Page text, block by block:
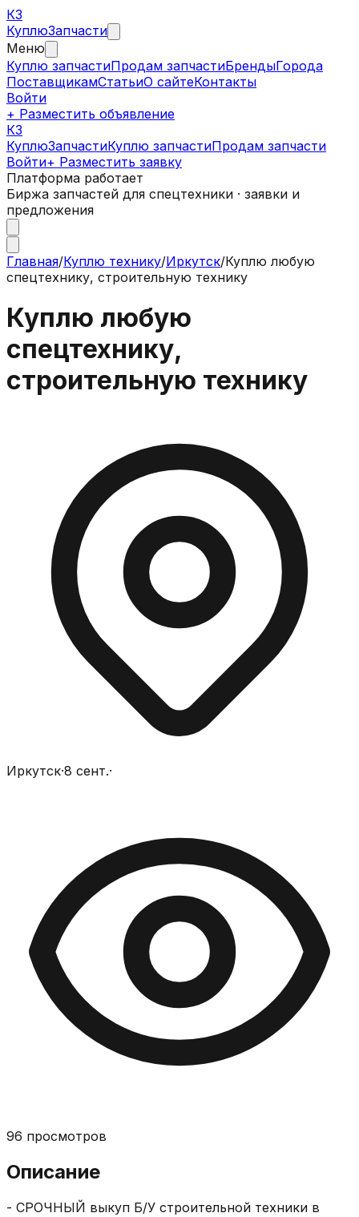
КЗ
КуплюЗапчасти
Меню
Куплю запчастиПродам запчастиБрендыГорода
ПоставщикамСтатьиО сайтеКонтакты
Войти
+ Разместить объявление
КЗ
КуплюЗапчастиКуплю запчастиПродам запчасти
Войти+ Разместить заявку
Платформа работает
Биржа запчастей для спецтехники · заявки и
предложения
Главная/Куплю технику/Иркутск/Куплю любую
спецтехнику, строительную технику
Куплю любую
спецтехнику,
строительную технику
Иркутск·8 сент.·
96 просмотров
Описание
- СРОЧНЫЙ выкуп Б/У строительной техники в